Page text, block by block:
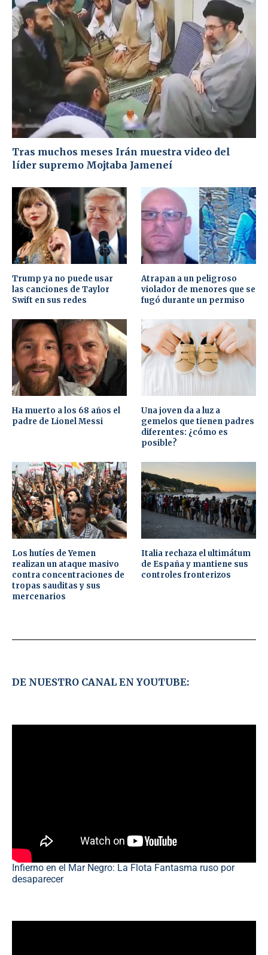
Tras muchos meses Irán muestra video del
líder supremo Mojtaba Jameneí
Trump ya no puede usar
las canciones de Taylor
Swift en sus redes
Atrapan a un peligroso
violador de menores que se
fugó durante un permiso
Ha muerto a los 68 años el
padre de Lionel Messi
Una joven da a luz a
gemelos que tienen padres
diferentes: ¿cómo es
posible?
Los hutíes de Yemen
realizan un ataque masivo
contra concentraciones de
tropas sauditas y sus
mercenarios
Italia rechaza el ultimátum
de España y mantiene sus
controles fronterizos
DE NUESTRO CANAL EN YOUTUBE:
Infierno en el Mar Negro: La Flota Fantasma ruso por
desaparecer